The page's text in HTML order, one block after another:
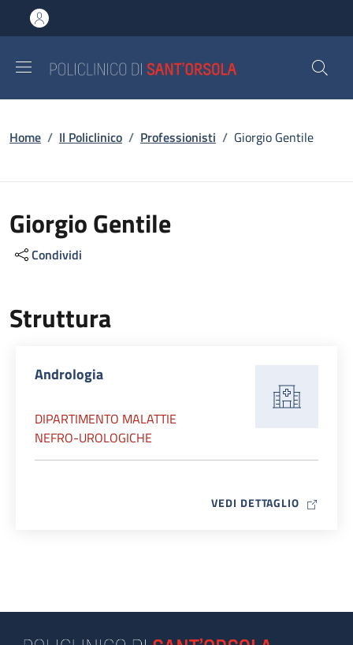
al contenuto principale
to footer content
Briciole di pane
Home / Il Policlinico / Professionisti / Giorgio Gentile
Giorgio Gentile
Condividi
Struttura
Andrologia
DIPARTIMENTO MALATTIE
NEFRO-UROLOGICHE
VEDI DETTAGLIO MAP ICON